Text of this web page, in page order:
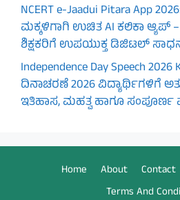
NCERT e-Jaadui Pitara App
ಮಕ್ಕಳಿಗಾಗಿ ಉಚಿತ AI ಕಲಿಕಾ ಆ್ಯಪ್
ಶಿಕ್ಷಕರಿಗೆ ಉಪಯುಕ್ತ ಡಿಜಿಟಲ್
Independence Day Speech 2026
ದಿನಾಚರಣೆ 2026 ವಿದ್ಯಾರ್ಥಿಗಳಿಗೆ
ಇತಿಹಾಸ, ಮಹತ್ವ ಹಾಗೂ
Home About Contact
Terms And